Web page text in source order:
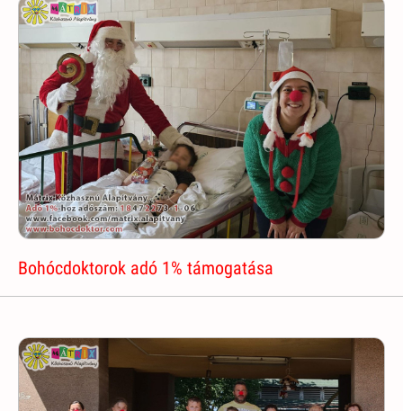
Bohócdoktorok adó 1% támogatása